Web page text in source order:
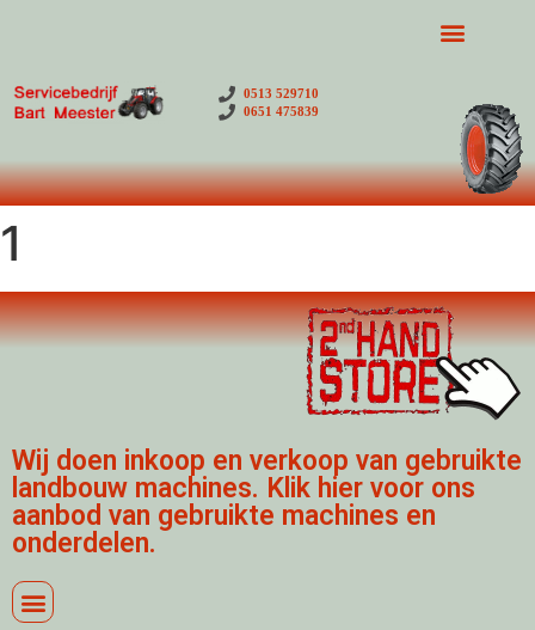
0513 529710
0651 475839
1
Wij doen inkoop en verkoop van gebruikte
landbouw machines. Klik hier voor ons
aanbod van gebruikte machines en
onderdelen.